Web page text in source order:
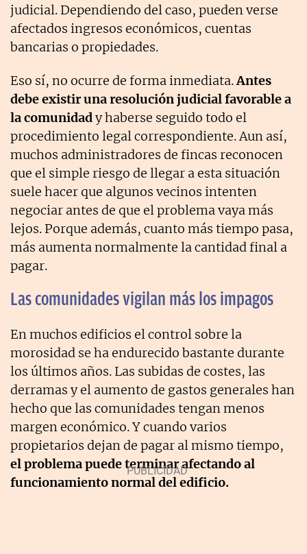
judicial. Dependiendo del caso, pueden verse
afectados ingresos económicos, cuentas
bancarias o propiedades.
Eso sí, no ocurre de forma inmediata.Antes
debe existir una resolución judicial favorable a
la comunidady haberse seguido todo el
procedimiento legal correspondiente. Aun así,
muchos administradores de fincas reconocen
que el simple riesgo de llegar a esta situación
suele hacer que algunos vecinos intenten
negociar antes de que el problema vaya más
lejos. Porque además, cuanto más tiempo pasa,
más aumenta normalmente la cantidad final a
pagar.
Las comunidades vigilan más los impagos
En muchos edificios el control sobre la
morosidad se ha endurecido bastante durante
los últimos años. Las subidas de costes, las
derramas y el aumento de gastos generales han
hecho que las comunidades tengan menos
margen económico. Y cuando varios
propietarios dejan de pagar al mismo tiempo,
el problema puede terminar afectando al
funcionamiento normal del edificio.